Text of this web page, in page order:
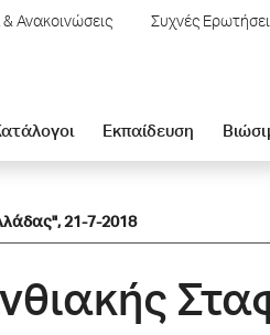
Ανακοινώσεις Συχνές
Εκπαίδευση
21-7-2018